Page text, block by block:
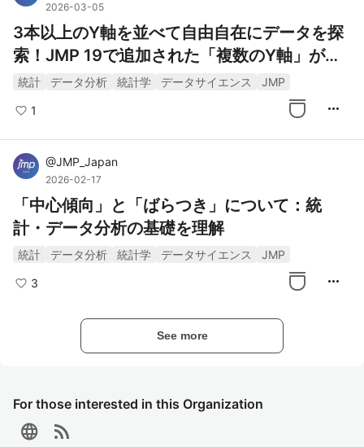
For those interested in this Organization
language rss_feed
2026-03-05
3本以上のY軸を並べて自由自在にデータを探
索！JMP 19で追加された「複数のY軸」が凄
い
統計 データ分析 統計学 データサイエンス JMP
1 more_horiz
@JMP_Japan
2026-02-17
「中心傾向」と「ばらつき」について：統
計・データ分析の基礎を理解
統計 データ分析 統計学 データサイエンス JMP
3 more_horiz
See more